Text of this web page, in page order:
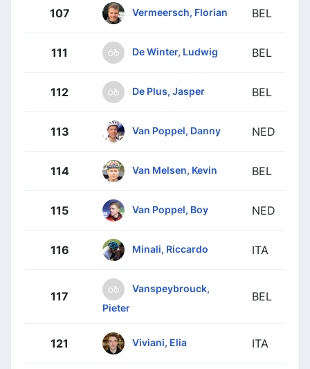
107 Vermeersch, Florian BEL
111 De Winter, Ludwig BEL
112 De Plus, Jasper BEL
113 Van Poppel, Danny NED
114 Van Melsen, Kevin BEL
115 Van Poppel, Boy NED
116 Minali, Riccardo ITA
117
Vanspeybrouck,
Pieter
BEL
121 Viviani, Elia ITA